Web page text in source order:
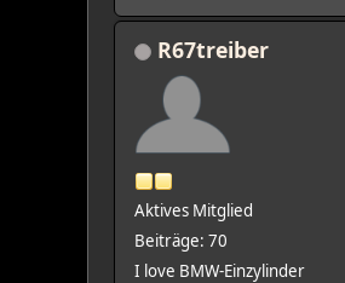
R67treiber
Aktives Mitglied
Beiträge: 70
I love BMW-Einzylinder